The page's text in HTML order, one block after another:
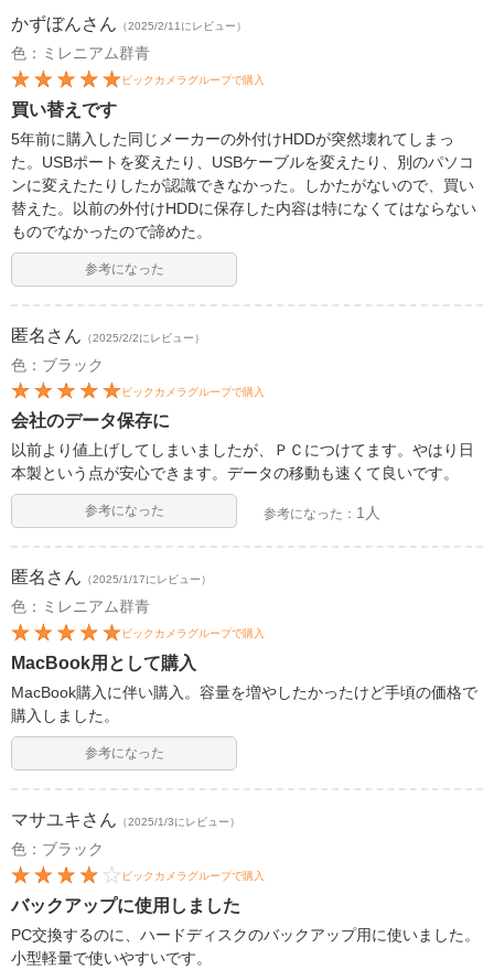
かずぼんさん （2025/2/11にレビュー）
色：ミレニアム群青
ビックカメラグループで購入
買い替えです
5年前に購入した同じメーカーの外付けHDDが突然壊れてしまっ
た。USBポートを変えたり、USBケーブルを変えたり、別のパソコ
ンに変えたたりしたが認識できなかった。しかたがないので、買い
替えた。以前の外付けHDDに保存した内容は特になくてはならない
ものでなかったので諦めた。
参考になった
匿名 さん （2025/2/2にレビュー）
色：ブラック
ビックカメラグループで購入
会社のデータ保存に
以前より値上げしてしまいましたが、ＰＣにつけてます。やはり日
本製という点が安心できます。データの移動も速くて良いです。
参考になった 参考になった： 1人
匿名 さん （2025/1/17にレビュー）
色：ミレニアム群青
ビックカメラグループで購入
MacBook用として購入
MacBook購入に伴い購入。容量を増やしたかったけど手頃の価格で
購入しました。
参考になった
マサユキ さん （2025/1/3にレビュー）
色：ブラック
ビックカメラグループで購入
バックアップに使用しました
PC交換するのに、ハードディスクのバックアップ用に使いました。
小型軽量で使いやすいです。